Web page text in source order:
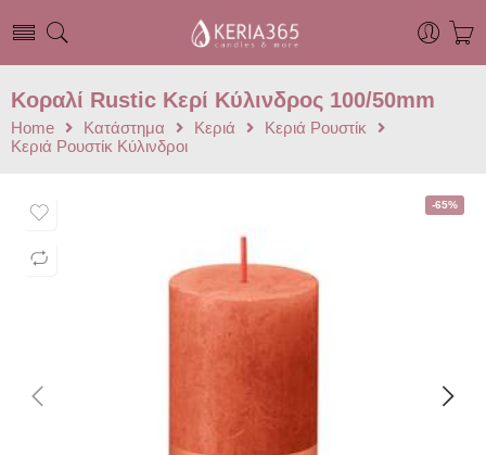
Κοραλί Rustic Κερί Kύλινδρος 100/50mm
Home Κατάστημα Κεριά
Κεριά Ρουστίκ
Κεριά Ρουστίκ Κύλινδροι
-65%